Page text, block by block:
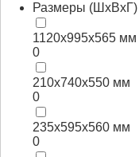
Размеры (ШхВхГ)
1120х995х565 мм
0
210х740х550 мм
0
235х595х560 мм
0